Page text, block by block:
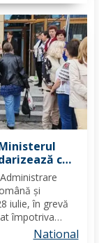
cu
și
iulie, în grevă
împotriva
în aceeași zi
National